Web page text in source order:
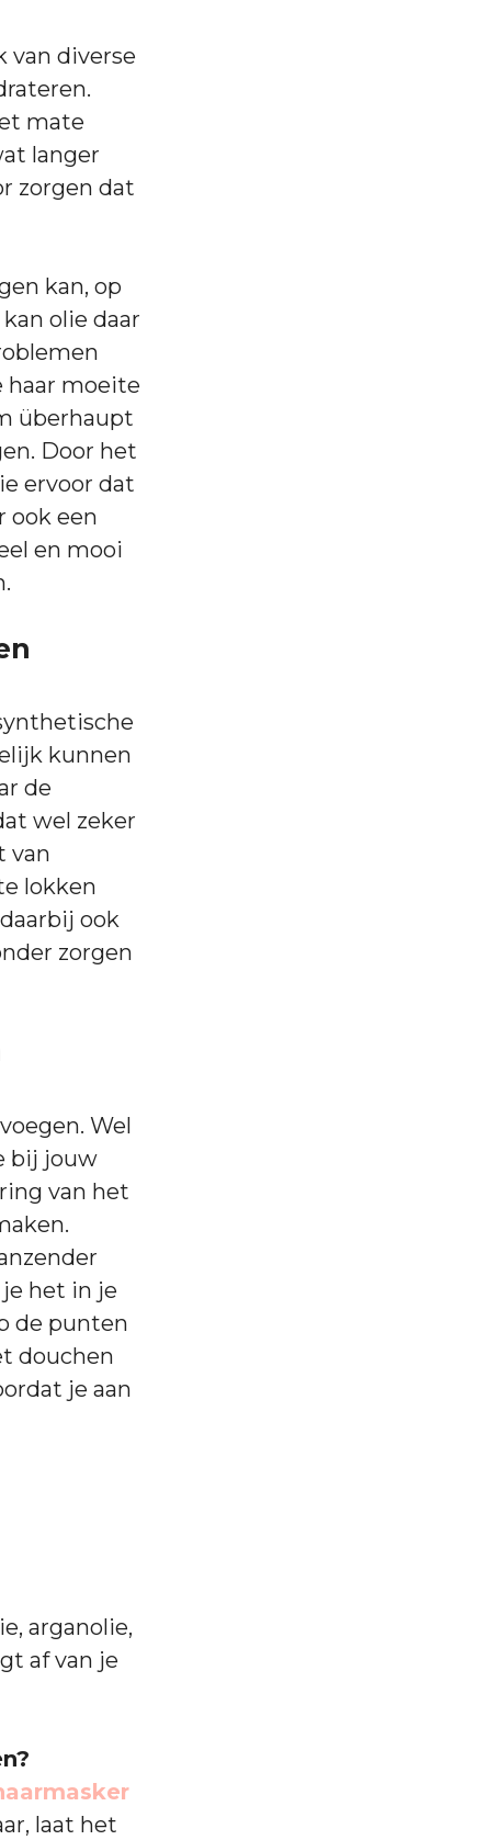
van diverse
mate
langer
zorgen dat
kan, op
olie daar
haar moeite
überhaupt
Door het
ervoor dat
ook een
en mooi
kunnen
de
wel zeker
van
lokken
ook
zorgen
Wel
bij jouw
van het
het in je
de punten
douchen
je aan
arganolie,
af van je
laat het